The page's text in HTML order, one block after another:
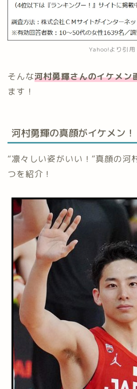
Yahoo!より引用
そんな河村勇輝さんのイケメン
ます！
河村勇輝の真顔がイケメン！
“凛々しい姿がいい！”真顔の河
つを紹介！